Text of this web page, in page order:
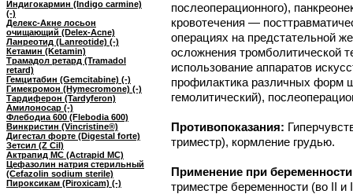
Индигокармин (Indigo carmine)
(-)
Делекс-Акне лосьон
очищающий (Delex-Acne)
Ланреотид (Lanreotide) (-)
Кетамин (Ketamin)
Трамадол ретард (Tramadol
retard)
Гемцитабин (Gemcitabine) (-)
Гимекромон (Hymecromone) (-)
Тардиферон (Tardyferon)
Амилоносар (-)
Флебодиа 600 (Flebodia 600)
Винкристин (Vincristine®)
Дигестал форте (Digestal forte)
Зетсил (Z Cil)
Актрапид МС (Actrapid MC)
Цефазолин натрия стерильный
(Cefazolin sodium sterile)
Пироксикам (Piroxicam) (-)
послеоперационного),
кровотечения —
операциях на предстательной
осложнения тромболитической
использование аппаратов
профилактика различных форм
гемолитический),
Противопоказания:
триместр), кормление грудью.
Применение при
триместре беременности (во II и